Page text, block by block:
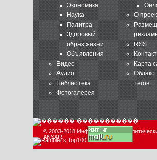
Экономика
Наука
Палитра
Здоровый
образ жизни
Объявления
Видео
Аудио
Библиотека
Фотогалерея
О
RSS
Карта
Облако
тегов
© 2003-2018 Информационно-
ANSAR